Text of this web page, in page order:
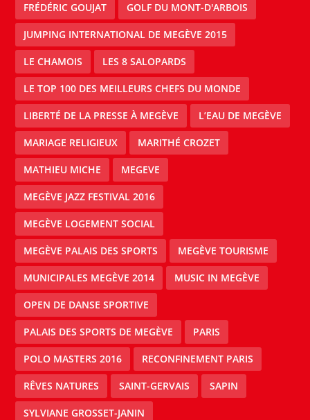
FRÉDÉRIC GOUJAT GOLF DU MONT-D'ARBOIS
JUMPING INTERNATIONAL DE MEGÈVE 2015
LE CHAMOIS LES 8 SALOPARDS
LE TOP 100 DES MEILLEURS CHEFS DU MONDE
LIBERTÉ DE LA PRESSE À MEGÈVE L’EAU DE MEGÈVE
MARIAGE RELIGIEUX MARITHÉ CROZET
MATHIEU MICHE MEGEVE
MEGÈVE JAZZ FESTIVAL 2016
MEGÈVE LOGEMENT SOCIAL
MEGÈVE PALAIS DES SPORTS MEGÈVE TOURISME
MUNICIPALES MEGÈVE 2014 MUSIC IN MEGÈVE
OPEN DE DANSE SPORTIVE
PALAIS DES SPORTS DE MEGÈVE PARIS
POLO MASTERS 2016 RECONFINEMENT PARIS
RÊVES NATURES SAINT-GERVAIS SAPIN
SYLVIANE GROSSET-JANIN